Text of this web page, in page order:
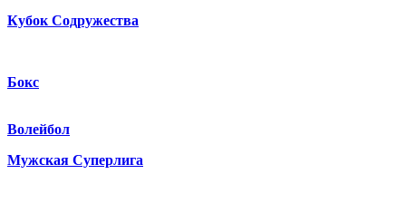
Кубок Содружества
Бокс
Волейбол
Мужская Суперлига